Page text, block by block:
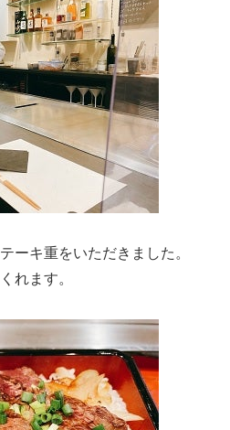
ーキ重をいただきました。
れます。